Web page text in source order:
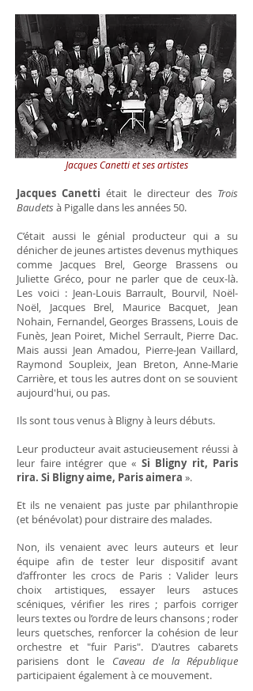
Jacques Canetti et ses artistes
Jacques Canettiétait le directeur des Trois
Baudets à Pigalle dans les années 50.
C’était aussi le génial producteur qui a su
dénicher de jeunes artistes devenus mythiques
comme Jacques Brel, George Brassens ou
Juliette Gréco, pour ne parler que de ceux-là.
Les voici : Jean-Louis Barrault, Bourvil, Noël-
Noël, Jacques Brel, Maurice Bacquet, Jean
Nohain, Fernandel, Georges Brassens, Louis de
Funès, Jean Poiret, Michel Serrault, Pierre Dac.
Mais aussi Jean Amadou, Pierre-Jean Vaillard,
Raymond Soupleix, Jean Breton, Anne-Marie
Carrière, et tous les autres dont on se souvient
aujourd'hui, ou pas.
Ils sont tous venus à Bligny à leurs débuts.
Leur producteur avait astucieusement réussi à
leur faire intégrer que « Si Bligny rit, Paris
rira. Si Bligny aime, Paris aimera ».
Et ils ne venaient pas juste par philanthropie
(et bénévolat) pour distraire des malades.
Non, ils venaient avec leurs auteurs et leur
équipe afin de tester leur dispositif avant
d’affronter les crocs de Paris : Valider leurs
choix artistiques, essayer leurs astuces
scéniques, vérifier les rires ; parfois corriger
leurs textes ou l’ordre de leurs chansons ; roder
leurs quetsches, renforcer la cohésion de leur
orchestre et "fuir Paris". D'autres cabarets
parisiens dont le Caveau de la République
participaient également à ce mouvement.